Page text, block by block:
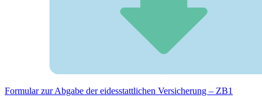
Formular zur Abgabe der eides­stattlichen Versicherung – ZB1